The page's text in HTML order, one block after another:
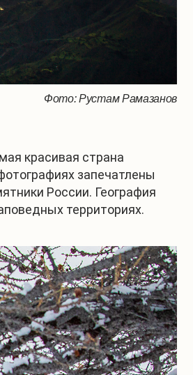
Фото: Рустам Рамазанов
красивая страна
запечатлены
России. География
территориях.